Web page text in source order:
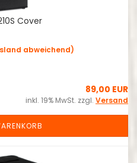
Cover
abweichend)
89,00 EUR
inkl. 19% MwSt. zzgl. Versand